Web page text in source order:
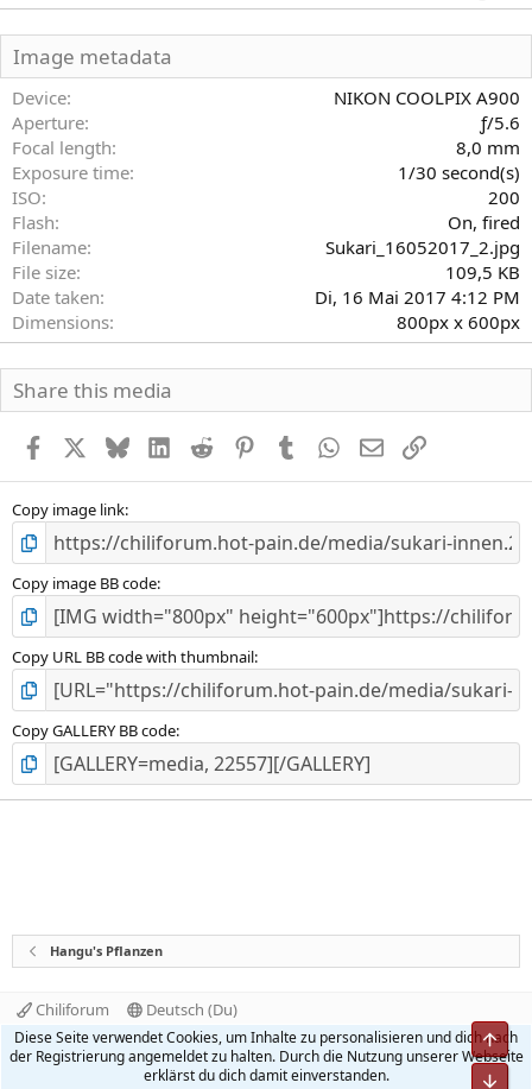
0
0
t
Image metadata
Device
NIKON COOLPIX A900
Aperture
ƒ/5.6
Focal length
8,0 mm
Exposure time
1/30 second(s)
ISO
200
Flash
On, fired
Filename
Sukari_16052017_2.jpg
File size
109,5 KB
Date taken
Di, 16 Mai 2017 4:12 PM
Dimensions
800px x 600px
Share this media
Facebook BlueskyLinkedInReddit PinterestTumblr WhatsApp
E-MailLink
Copy image link
Copy image BB code
Copy URL BB code with thumbnail
Copy GALLERY BB code
Hangu's Pflanzen
Chiliforum
Deutsch (Du)
Kontakt
Nutzungsbedingungen
Datenschutz
Hilfe und Impressum
Start
R
S
Diese Seite verwendet Cookies, um Inhalte zu personalisieren und dich nach
der Registrierung angemeldet zu halten. Durch die Nutzung unserer Webseite
erklärst du dich damit einverstanden.